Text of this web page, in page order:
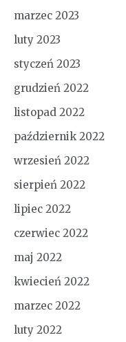
marzec 2023
luty 2023
styczeń 2023
grudzień 2022
listopad 2022
październik 2022
wrzesień 2022
sierpień 2022
lipiec 2022
czerwiec 2022
maj 2022
kwiecień 2022
marzec 2022
luty 2022